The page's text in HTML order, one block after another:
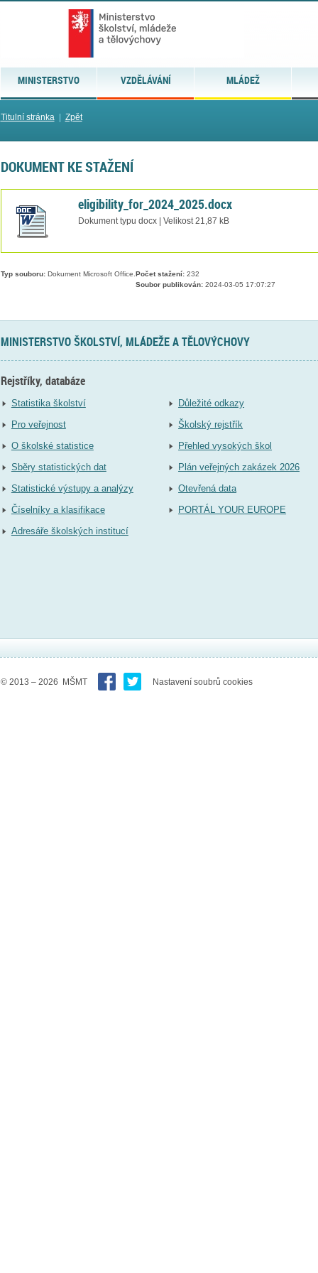
MINISTERSTVO VZDĚLÁVÁNÍ MLÁDEŽ
Titulní stránka| Zpět
DOKUMENT KE STAŽENÍ
eligibility_for_2024_2025.docx
Dokument typu docx | Velikost 21,87 kB
Typ souboru:Dokument Microsoft Office. Počet stažení:232
Soubor publikován:2024-03-05 17:07:27
MINISTERSTVO ŠKOLSTVÍ, MLÁDEŽE A TĚLOVÝCHOVY
Rejstříky, databáze
Statistika školství
Pro veřejnost
O školské statistice
Sběry statistických dat
Statistické výstupy a analýzy
Číselníky a klasifikace
Adresáře školských institucí
Důležité odkazy
Školský rejstřík
Přehled vysokých škol
Plán veřejných zakázek 2026
Otevřená data
PORTÁL YOUR EUROPE
© 2013 – 2026 MŠMT Nastavení soubrů cookies